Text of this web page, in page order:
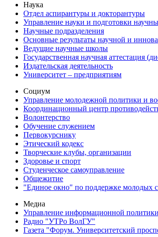
Наука
Отдел аспирантуры и докторантуры
Управление науки и подготовки
Научные подразделения
Основные результаты научной и
Ведущие научные школы
Государственная научная аттестация
Издательская деятельность
Университет – предприятиям
Социум
Управление молодежной политики и
Координационный центр
Волонтерство
Обучение служением
Первокурснику
Этический кодекс
Творческие клубы, организации
Здоровье и спорт
Студенческое самоуправление
Общежитие
"Единое окно" по поддержке молодых
Медиа
Управление информационной политики
Радио "УТРо ВолГУ"
Газета "Форум. Университетский